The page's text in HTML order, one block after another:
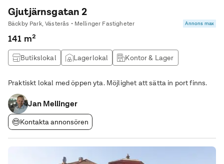
Gjutjärnsgatan 2
Bäckby Park, Västerås • Mellinger Fastigheter Annons max
141 m²
Butikslokal Lagerlokal
Kontor & Lager
Praktiskt lokal med öppen yta. Möjlighet att sätta in port finns.
Jan Mellinger
Kontakta annonsören